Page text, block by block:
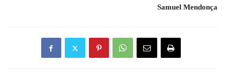
Samuel Mendonça